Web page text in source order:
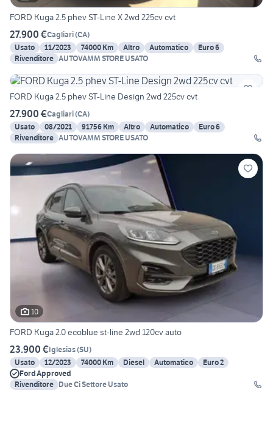
FORD Kuga 2.5 phev ST-Line X 2wd 225cv cvt
27.900 €Cagliari(CA)
Usato
11/2023 74000 Km Altro Automatico
Euro 6
Rivenditore AUTOVAMM STORE USATO
FORD Kuga 2.5 phev ST-Line Design 2wd 225cv cvt
27.900 €Cagliari(CA)
Usato
08/2021 91756 Km Altro Automatico
Euro 6
Rivenditore AUTOVAMM STORE USATO
10
FORD Kuga 2.0 ecoblue st-line 2wd 120cv auto
23.900 €Iglesias(SU)
Usato
12/2023 74000 Km Diesel Automatico
Euro 2
Ford Approved
Rivenditore Due Ci Settore Usato